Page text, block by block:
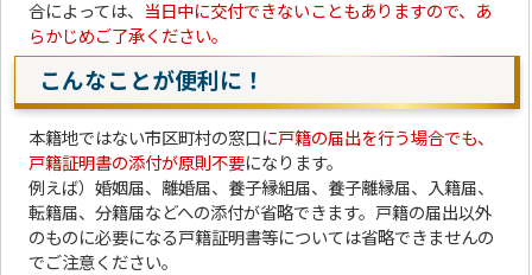
合によっては、 当日中に交付できないこともありますので、あ
らかじめご了承ください。
こんなことが便利に！
本籍地ではない市区町村の窓口に戸籍の届出を行う場合でも、
戸籍証明書の添付が原則不要になります。
例えば）婚姻届、離婚届、養子縁組届、養子離縁届、入籍届、
転籍届、分籍届などへの添付が省略できます。戸籍の届出以外
のものに必要になる戸籍証明書等については省略できませんの
でご注意ください。